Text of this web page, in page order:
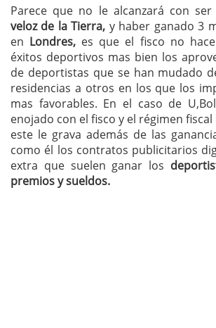
Parece que no le alcanzará con ser
veloz de la Tierra, y haber ganado 3
en Londres, es que el fisco no
éxitos deportivos mas bien los
de deportistas que se han mudado
residencias a otros en los que los
mas favorables. En el caso de
enojado con el fisco y el régimen
este le grava además de las
como él los contratos publicitarios
extra que suelen ganar los
premios y sueldos.